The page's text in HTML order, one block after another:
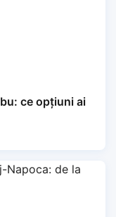
ce opțiuni ai